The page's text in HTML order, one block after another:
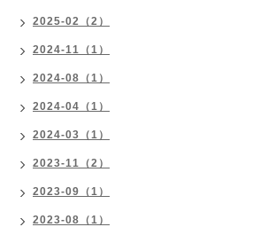
2025-02（2）
2024-11（1）
2024-08（1）
2024-04（1）
2024-03（1）
2023-11（2）
2023-09（1）
2023-08（1）